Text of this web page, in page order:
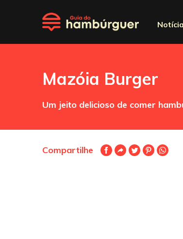
Mazóia Burger
Um jeito delicioso de comer
Compartilhe